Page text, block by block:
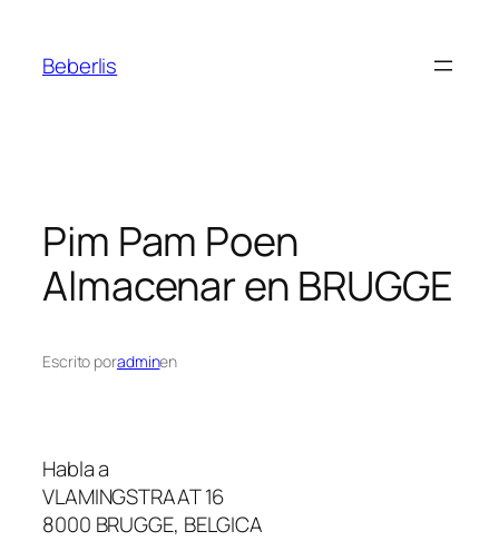
Beberlis
Pim Pam Poen
Almacenar en BRUGGE
Escrito poradminen
Habla a
VLAMINGSTRAAT 16
8000 BRUGGE, BELGICA